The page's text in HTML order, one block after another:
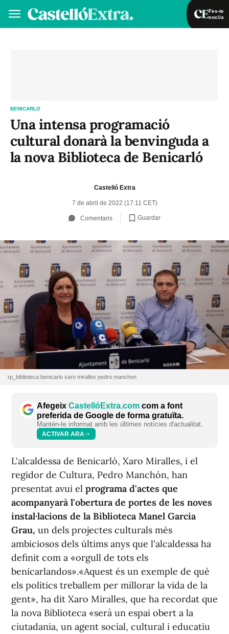
Fes-te
soci/a
BENICARLÓ
Una intensa programació
cultural donarà la benvinguda a
la nova Biblioteca de Benicarló
Castelló Extra
7 de abril de 2022 (17:11 CET)
Comentaris Guardar
rp_biblioteca benicarlo xaro miralles pedro manchon
Afegeix CastellóExtra.com com a font
preferida de Google de forma gratuïta.
Mantén-te informat amb les últimes notícies d'actualitat.
ACTIVAR ARA
L'alcaldessa de Benicarló, Xaro Miralles, i el
regidor de Cultura, Pedro Manchón, han
presentat avui el programa d'actes que
acompanyarà l'obertura de portes de les noves
instal·lacions de la Biblioteca Manel Garcia
Grau, un dels projectes culturals més
ambiciosos dels últims anys que l'alcaldessa ha
definit com a «orgull de tots els
benicarlandos».«Aquest és un exemple de què
els polítics treballem per millorar la vida de la
gent», ha dit Xaro Miralles, que ha recordat que
la nova Biblioteca «serà un espai obert a la
ciutadania, un agent social, cultural i educatiu